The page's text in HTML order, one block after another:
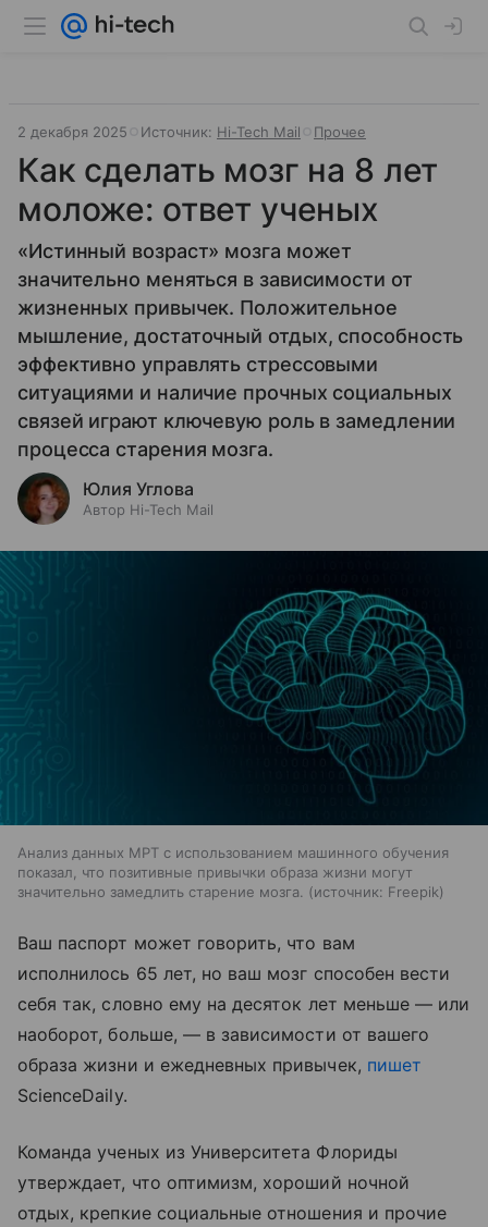
2 декабря 2025 Источник: Hi-Tech Mail Прочее
Как сделать мозг на 8 лет
моложе: ответ ученых
«Истинный возраст» мозга может
значительно меняться в зависимости от
жизненных привычек. Положительное
мышление, достаточный отдых, способность
эффективно управлять стрессовыми
ситуациями и наличие прочных социальных
связей играют ключевую роль в замедлении
процесса старения мозга.
Юлия Углова
Автор Hi-Tech Mail
Анализ данных МРТ с использованием машинного обучения
показал, что позитивные привычки образа жизни могут
значительно замедлить старение мозга.
источник: Freepik
Ваш паспорт может говорить, что вам
исполнилось 65 лет, но ваш мозг способен вести
себя так, словно ему на десяток лет меньше — или
наоборот, больше, — в зависимости от вашего
образа жизни и ежедневных привычек, пишет
ScienceDaily.
Команда ученых из Университета Флориды
утверждает, что оптимизм, хороший ночной
отдых, крепкие социальные отношения и прочие